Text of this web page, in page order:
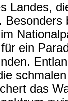
Landes,
ein
das